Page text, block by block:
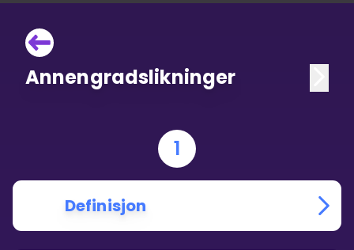
Annengradslikninger
1
Definisjon